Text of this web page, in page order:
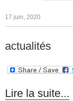
17 juin, 2020
actualités
Lire la suite...